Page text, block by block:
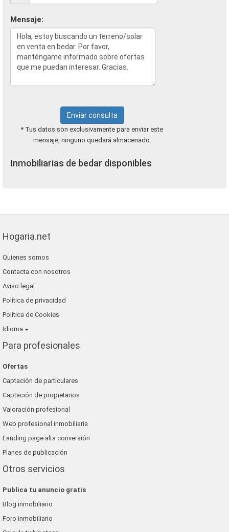
Mensaje:
Enviar consulta
* Tus datos son exclusivamente para enviar este
mensaje, ninguno quedará almacenado.
Inmobiliarias de bedar disponibles
Hogaria.net
Quienes somos
Contacta con nosotros
Aviso legal
Política de privacidad
Política de Cookies
Idioma
Para profesionales
Ofertas
Captación de particulares
Captación de propietarios
Valoración profesional
Web profesional inmobiliaria
Landing page alta conversión
Planes de publicación
Otros servicios
Publica tu anuncio gratis
Blog inmobiliario
Foro inmobiliario